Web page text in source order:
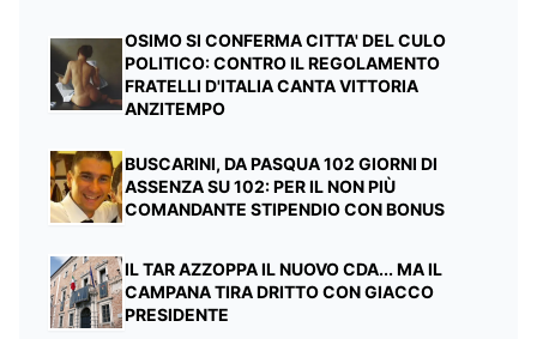
OSIMO SI CONFERMA CITTA' DEL CULO
POLITICO: CONTRO IL REGOLAMENTO
FRATELLI D'ITALIA CANTA VITTORIA
ANZITEMPO
BUSCARINI, DA PASQUA 102 GIORNI DI
ASSENZA SU 102: PER IL NON PIÙ
COMANDANTE STIPENDIO CON BONUS
IL TAR AZZOPPA IL NUOVO CDA... MA IL
CAMPANA TIRA DRITTO CON GIACCO
PRESIDENTE